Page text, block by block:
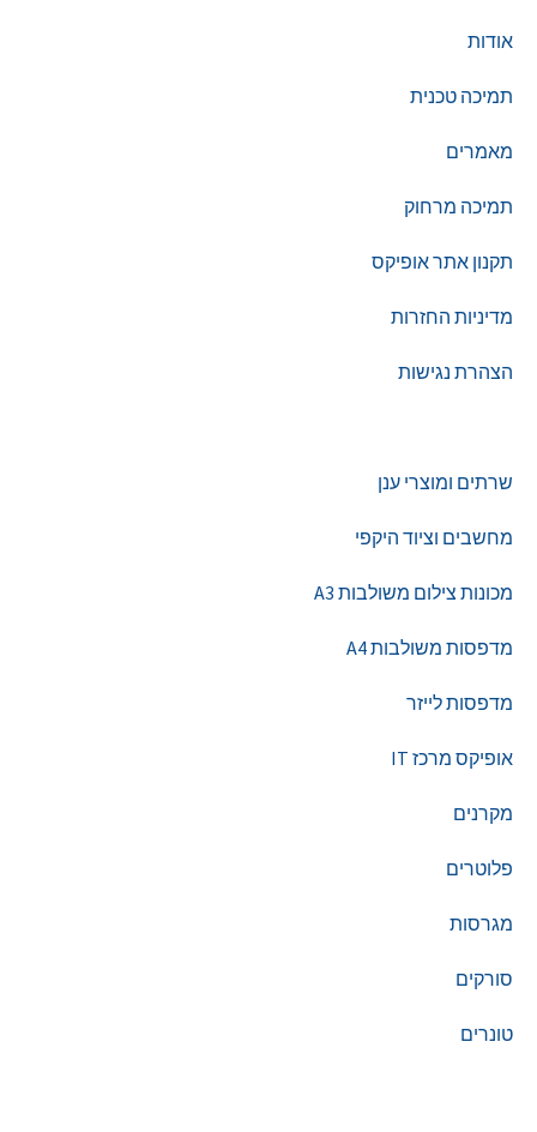
אודות
תמיכה טכנית
מאמרים
תמיכה מרחוק
תקנון אתר אופיקס
מדיניות החזרות
הצהרת נגישות
שרתים ומוצרי ענן
מחשבים וציוד היקפי
מכונות צילום משולבות A3
מדפסות משולבות A4
מדפסות לייזר
אופיקס מרכז IT
מקרנים
פלוטרים
מגרסות
סורקים
טונרים